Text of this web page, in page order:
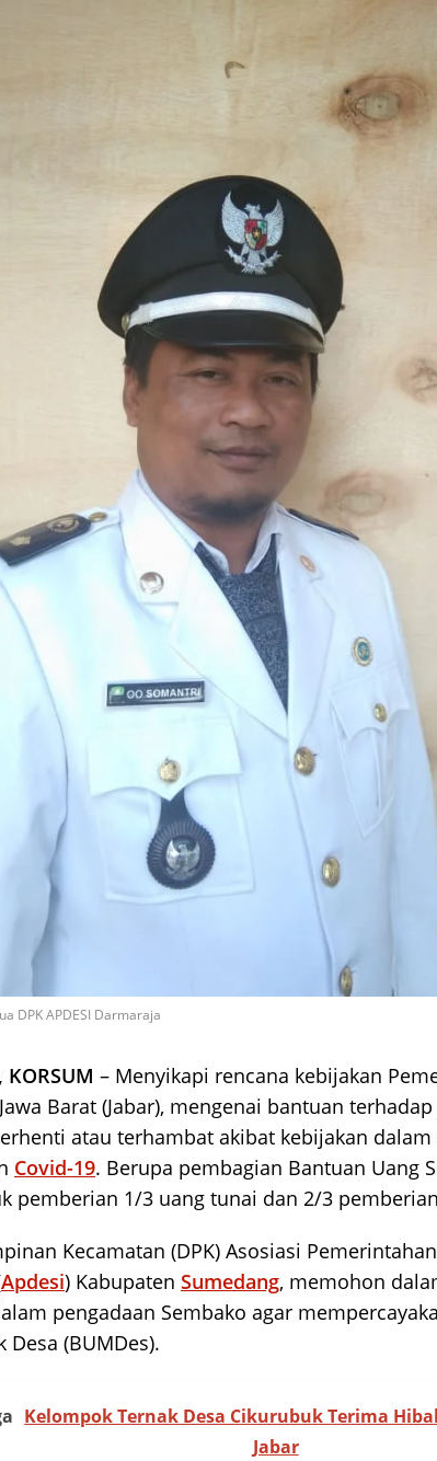
DPK APDESI Darmaraja
– Menyikapi rencana kebijakan
Barat (Jabar), mengenai bantuan
atau terhambat akibat kebijakan dalam
Covid-19. Berupa pembagian Bantuan Uang
pemberian 1/3 uang tunai dan 2/3
Kecamatan (DPK) Asosiasi
Apdesi) Kabupaten Sumedang, memohon
pengadaan Sembako agar
Desa (BUMDes).
Kelompok Ternak Desa Cikurubuk Terima
Jabar